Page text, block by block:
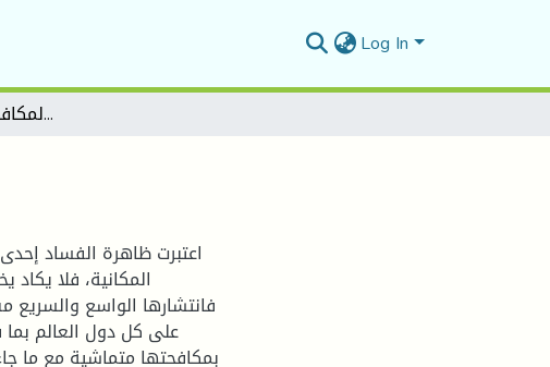
Log In
الآليات المستحدثة لمكافحة الفساد في الجزائر
اعتبرت ظاهرة الفساد إحدى
المكانية، فلا
فانتشارها الواسع
على كل دول العالم بما
بمكافحتها متماشية مع ما